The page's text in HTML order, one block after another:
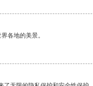
各地的美景。